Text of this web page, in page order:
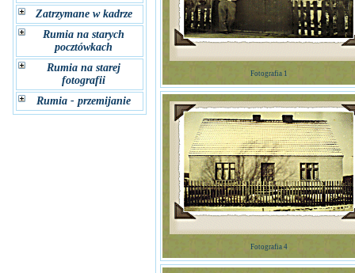
Zatrzymane w kadrze
Rumia na starych
pocztówkach
Rumia na starej
fotografii
Rumia - przemijanie
Fotografia 1
Fotografia 4